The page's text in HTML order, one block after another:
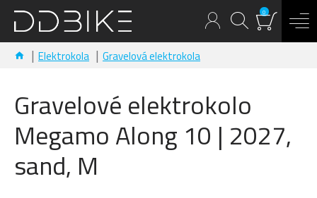
0
Elektrokola Gravelová elektrokola
Gravelové elektrokolo
Megamo Along 10 | 2027,
sand, M